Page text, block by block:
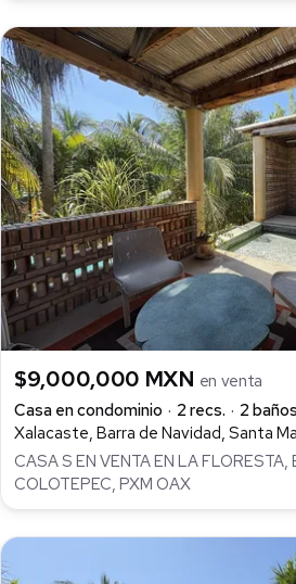
$9,000,000 MXN en venta
Casa en condominio
2 recs. 2 baños
Xalacaste, Barra de Navidad, Santa
CASA S EN VENTA EN LA FLORESTA,
COLOTEPEC, PXM OAX